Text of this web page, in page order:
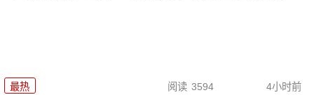
最热 阅读 3594 4小时前